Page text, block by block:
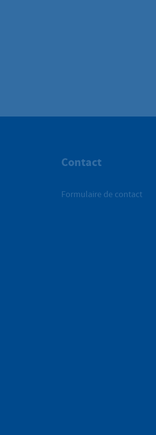
Contact
Formulaire de contact